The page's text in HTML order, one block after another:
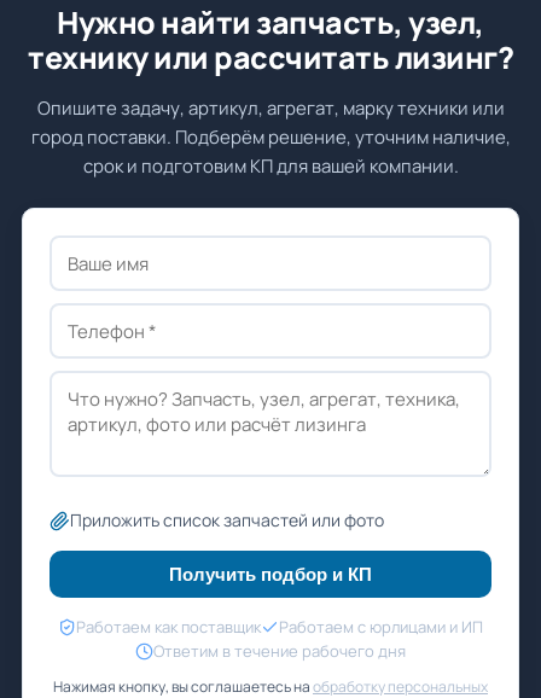
Нужно найти запчасть, узел,
технику или рассчитать лизинг?
Опишите задачу, артикул, агрегат, марку техники или
город поставки. Подберём решение, уточним наличие,
срок и подготовим КП для вашей компании.
Приложить список запчастей или фото
Получить подбор и КП
Работаем как поставщик
Работаем с юрлицами и ИП
Ответим в течение рабочего дня
Нажимая кнопку, вы соглашаетесь наобработку персональных